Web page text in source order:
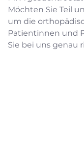
Möchten Sie Teil
um die
Patientinnen und
Sie bei uns genau